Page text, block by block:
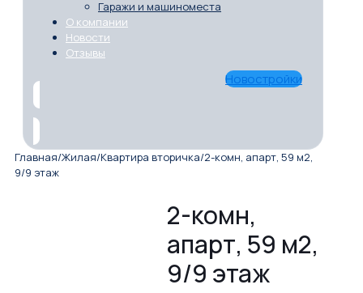
Гаражи и машиноместа
О компании
Новости
Отзывы
Новостройки
Главная/Жилая/Квартира вторичка/2-комн, апарт, 59 м2,
9/9 этаж
2-комн,
апарт, 59 м2,
9/9 этаж